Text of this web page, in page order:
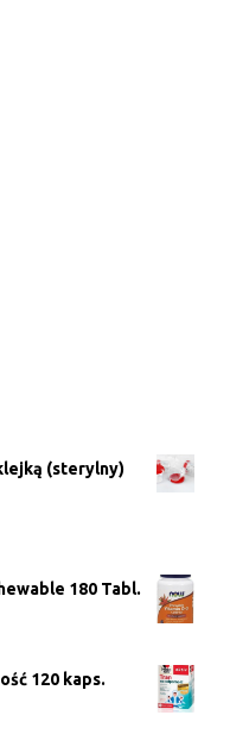
(sterylny)
180 Tabl.
120 kaps.